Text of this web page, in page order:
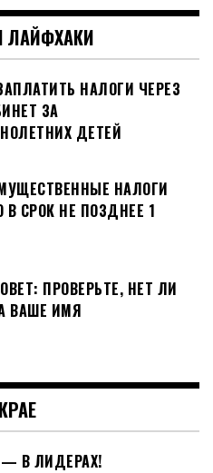
ЛАЙФХАКИ
НАЛОГИ ЧЕРЕЗ
ЗА
ДЕТЕЙ
НАЛОГИ
СРОК НЕ ПОЗДНЕЕ 1
ПРОВЕРЬТЕ, НЕТ ЛИ
ВАШЕ ИМЯ
В ЛИДЕРАХ!